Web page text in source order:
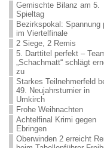
Gemischte Bilanz am 5.
Spieltag
Bezirkspokal: Spannung
im Viertelfinale
2 Siege, 2 Remis
5. Darttitel perfekt –
„Schachmatt“ schlägt
zu
Starkes Teilnehmerfeld
49. Neujahrsturnier in
Umkirch
Frohe Weihnachten
Achtelfinal Krimi gegen
Ebringen
Oberwinden 2 erreicht